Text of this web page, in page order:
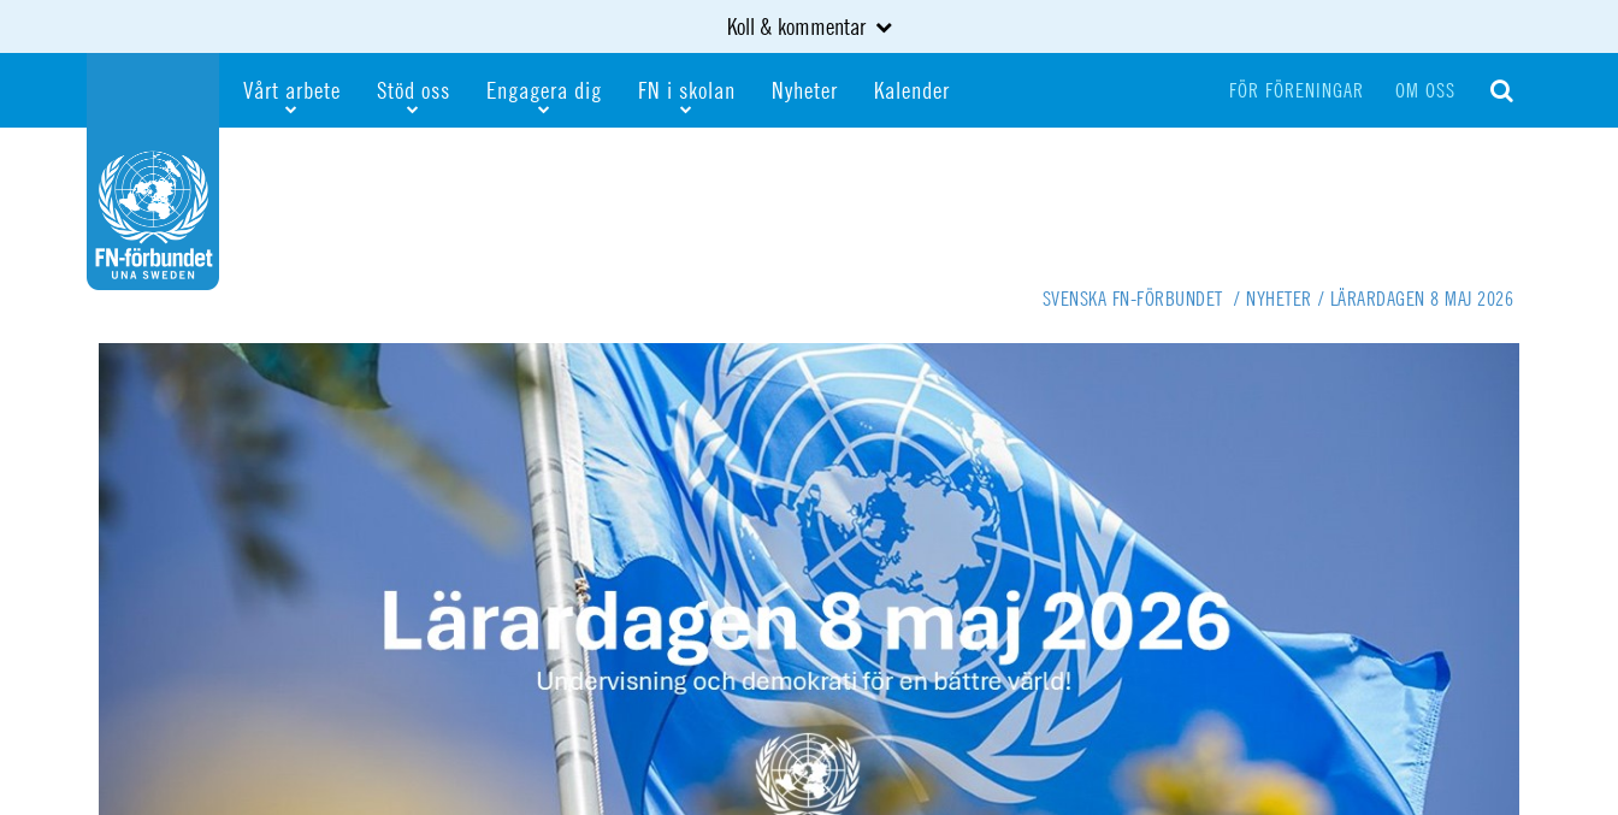
Koll & kommentar
Vårt arbete Stöd oss
Testamentera
Webbshop
Engagera dig
För dig som är ung
Världskoll i skolan
FN i skolan
Globalis
Nyheter Kalender FÖR FÖRENINGAR OM OSS
SVENSKA FN-FÖRBUNDET / NYHETER / LÄRARDAGEN 8 MAJ 2026